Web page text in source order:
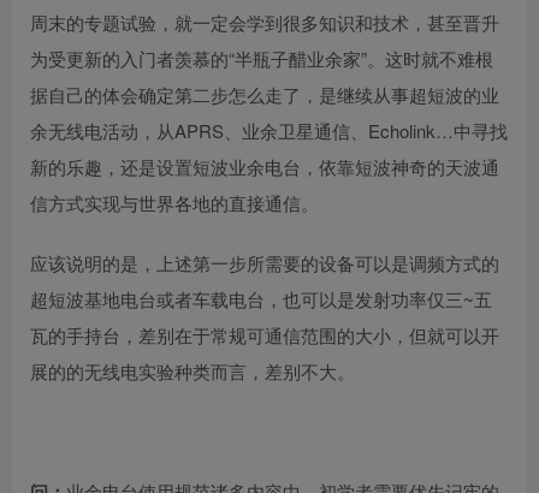
周末的专题试验，就一定会学到很多知识和技术，甚至晋升
为受更新的入门者羡慕的“半瓶子醋业余家”。这时就不难根
据自己的体会确定第二步怎么走了，是继续从事超短波的业
余无线电活动，从APRS、业余卫星通信、Echolink…中寻找
新的乐趣，还是设置短波业余电台，依靠短波神奇的天波通
信方式实现与世界各地的直接通信。
应该说明的是，上述第一步所需要的设备可以是调频方式的
超短波基地电台或者车载电台，也可以是发射功率仅三~五
瓦的手持台，差别在于常规可通信范围的大小，但就可以开
展的的无线电实验种类而言，差别不大。